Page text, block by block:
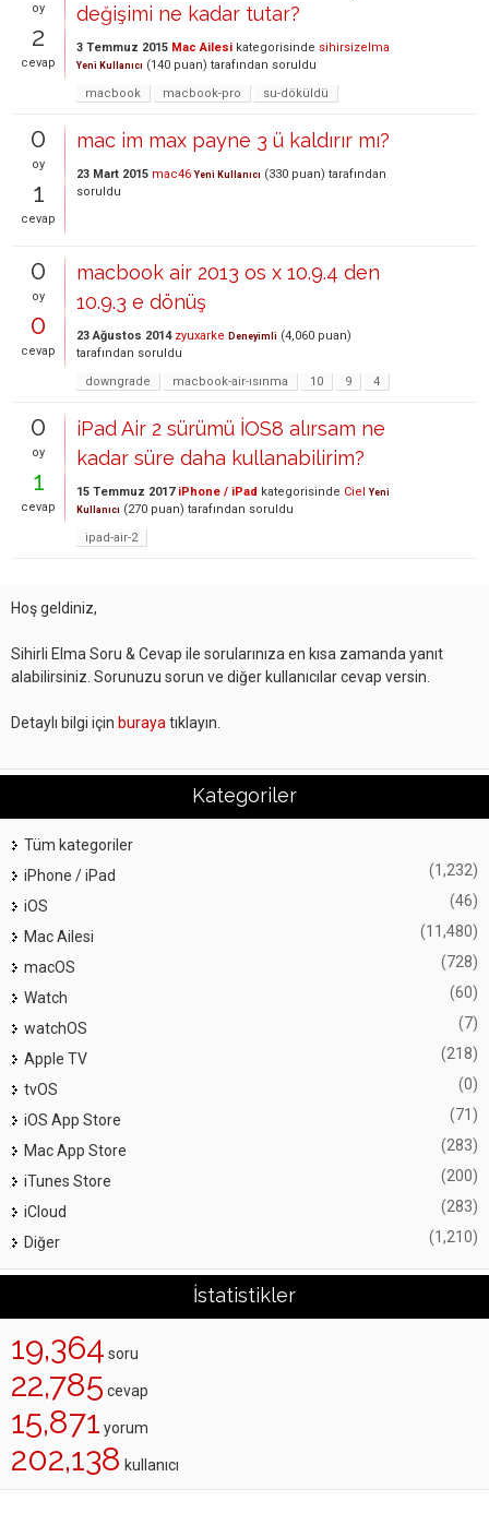
oy
2
cevap
değişimi ne kadar tutar?
3 Temmuz 2015 Mac Ailesi kategorisinde sihirsizelma
Yeni Kullanıcı (140 puan) tarafından soruldu
macbook
macbook-pro su-döküldü
0
oy
1
cevap
mac im max payne 3 ü kaldırır mı?
23 Mart 2015 mac46 Yeni Kullanıcı (330 puan) tarafından
soruldu
0
oy
0
cevap
macbook air 2013 os x 10.9.4 den
10.9.3 e dönüş
23 Ağustos 2014 zyuxarke Deneyimli (4,060 puan)
tarafından soruldu
downgrade
macbook-air-ısınma 10 9 4
0
oy
1
cevap
iPad Air 2 sürümü İOS8 alırsam ne
kadar süre daha kullanabilirim?
15 Temmuz 2017 iPhone / iPad kategorisinde Ciel Yeni
Kullanıcı (270 puan) tarafından soruldu
ipad-air-2
Hoş geldiniz,
Sihirli Elma Soru & Cevap ile sorularınıza en kısa zamanda yanıt
alabilirsiniz. Sorunuzu sorun ve diğer kullanıcılar cevap versin.
Detaylı bilgi için buraya tıklayın.
Kategoriler
Tüm kategoriler
iPhone / iPad
(1,232)
iOS (46)
Mac Ailesi (11,480)
macOS (728)
Watch (60)
watchOS (7)
Apple TV (218)
tvOS (0)
iOS App Store (71)
Mac App Store (283)
iTunes Store (200)
iCloud (283)
Diğer (1,210)
İstatistikler
19,364 soru
22,785 cevap
15,871 yorum
202,138 kullanıcı